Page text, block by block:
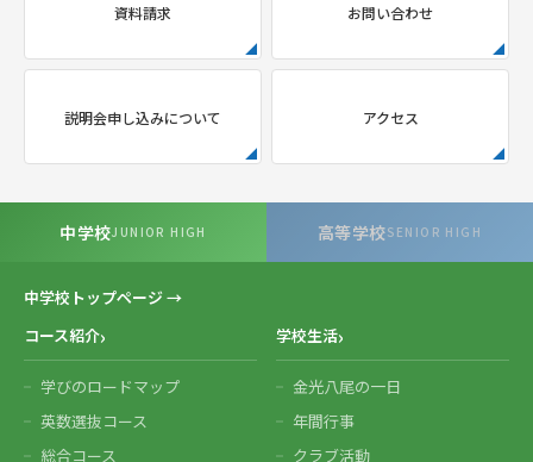
資料請求 お問い合わせ
説明会申し込みについて アクセス
中学校JUNIOR HIGH 高等学校SENIOR HIGH
中学校トップページ →
コース紹介
学びのロードマップ
英数選抜コース
総合コース
学校生活
金光八尾の一日
年間行事
クラブ活動